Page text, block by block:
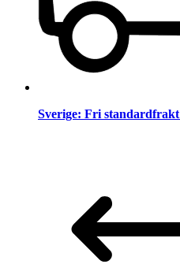
Sverige: Fri standardfrakt